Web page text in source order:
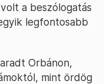
a beszólogatás
legfontosabb
Orbánon,
mint ördög